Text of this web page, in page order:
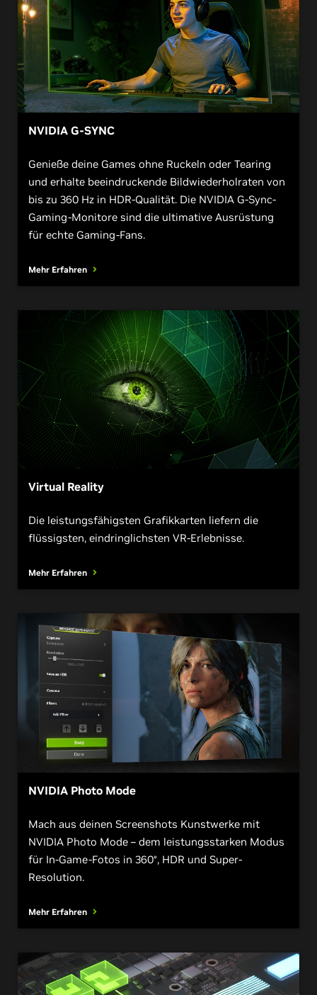
NVIDIA G-SYNC
Genieße deine Games ohne Ruckeln oder Tearing
und erhalte beeindruckende Bildwiederholraten von
bis zu 360 Hz in HDR-Qualität. Die NVIDIA G-Sync-
Gaming-Monitore sind die ultimative Ausrüstung
für echte Gaming-Fans.
Mehr Erfahren
Virtual Reality
Die leistungsfähigsten Grafikkarten liefern die
flüssigsten, eindringlichsten VR-Erlebnisse.
Mehr Erfahren
NVIDIA Photo Mode
Mach aus deinen Screenshots Kunstwerke mit
NVIDIA Photo Mode – dem leistungsstarken Modus
für In-Game-Fotos in 360°, HDR und Super-
Resolution.
Mehr Erfahren